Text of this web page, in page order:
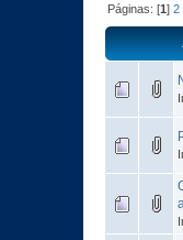
Páginas: [1]2